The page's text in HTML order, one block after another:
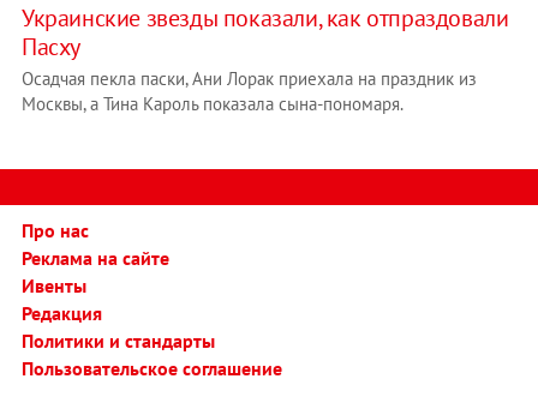
Украинские звезды показали, как отпраздовали
Пасху
Осадчая пекла паски, Ани Лорак приехала на праздник из
Москвы, а Тина Кароль показала сына-пономаря.
Про нас
Реклама на сайте
Ивенты
Редакция
Политики и стандарты
Пользовательское соглашение